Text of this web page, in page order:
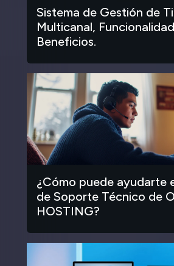
Sistema de Gestión de
Multicanal,
Beneficios.
¿Cómo puede ayudarte
de Soporte Técnico de
HOSTING?